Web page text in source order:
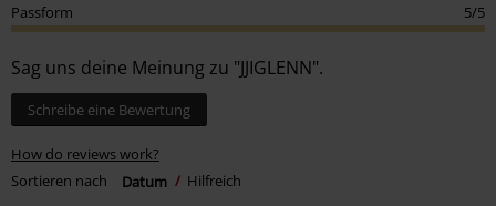
Passform 5/5
Sag uns deine Meinung zu "JJIGLENN".
Schreibe eine Bewertung
How do reviews work?
Sortieren nach
Datum Hilfreich